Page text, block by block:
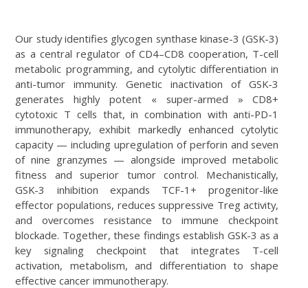
Our study identifies glycogen synthase kinase-3 (GSK-3)
as a central regulator of CD4–CD8 cooperation, T-cell
metabolic programming, and cytolytic differentiation in
anti-tumor immunity. Genetic inactivation of GSK-3
generates highly potent « super-armed » CD8+
cytotoxic T cells that, in combination with anti-PD-1
immunotherapy, exhibit markedly enhanced cytolytic
capacity — including upregulation of perforin and seven
of nine granzymes — alongside improved metabolic
fitness and superior tumor control. Mechanistically,
GSK-3 inhibition expands TCF-1+ progenitor-like
effector populations, reduces suppressive Treg activity,
and overcomes resistance to immune checkpoint
blockade. Together, these findings establish GSK-3 as a
key signaling checkpoint that integrates T-cell
activation, metabolism, and differentiation to shape
effective cancer immunotherapy.